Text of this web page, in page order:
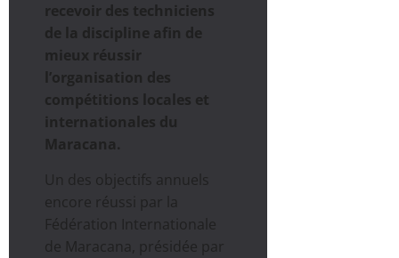
recevoir des techniciens
de la discipline afin de
mieux réussir
l’organisation des
compétitions locales et
internationales du
Maracana.
Un des objectifs annuels
encore réussi par la
Fédération Internationale
de Maracana, présidée par